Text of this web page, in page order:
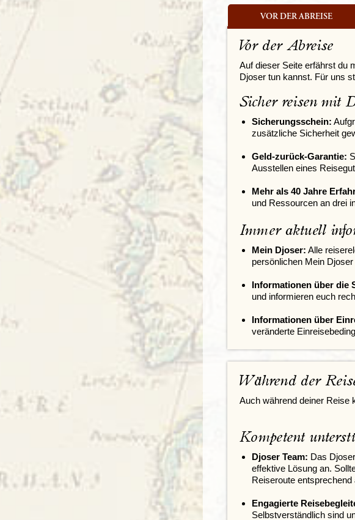
VOR DER ABREISE
Vor der Abreise
Auf dieser Seite erfährst du
Djoser tun kannst. Für uns
Sicher reisen mit
Sicherungsschein:
zusätzliche Sicherheit
Geld-zurück-Garantie:
Ausstellen eines
Mehr als 40 Jahre
und Ressourcen an drei
Immer aktuell
Mein Djoser: Alle
persönlichen Mein Djoser
Informationen über die
und informieren euch
Informationen über
veränderte
Während der
Auch während deiner Reise
Kompetent
Djoser Team: Das
effektive Lösung an.
Reiseroute entsprechend
Engagierte
Selbstverständlich sind